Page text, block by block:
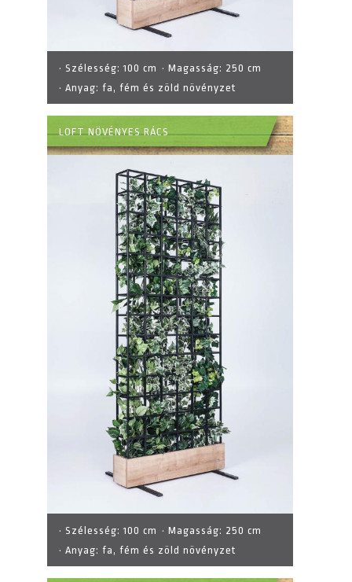
· Szélesség:100 cm · Magasság: 250 cm
· Anyag: fa, fém és zöld növényzet
LOFT NÖVÉNYES RÁCS
· Szélesség:100 cm · Magasság: 250 cm
· Anyag: fa, fém és zöld növényzet